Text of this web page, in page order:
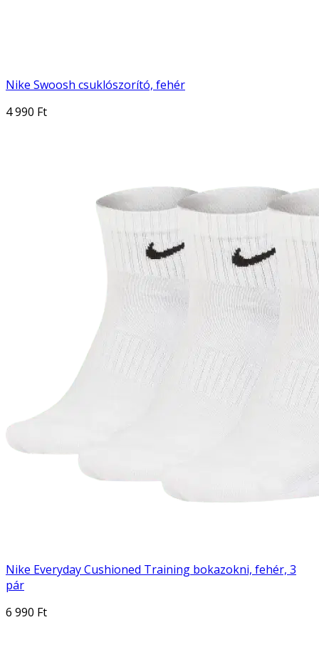
Nike Swoosh csuklószorító, fehér
4 990 Ft
Nike Everyday Cushioned Training bokazokni, fehér, 3
pár
6 990 Ft